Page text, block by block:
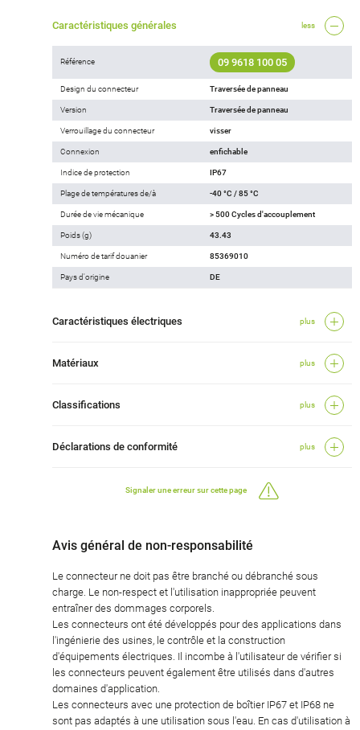
Caractéristiques générales less
Référence 09 9618 100 05
Design du connecteur Traversée de panneau
Version Traversée de panneau
Verrouillage du connecteur visser
Connexion enfichable
Indice de protection IP67
Plage de températures de/à -40 °C / 85 °C
Durée de vie mécanique > 500 Cycles d'accouplement
Poids (g) 43.43
Numéro de tarif douanier 85369010
Pays d'origine DE
Caractéristiques électriques plus
Matériaux plus
Classifications plus
Déclarations de conformité plus
Signaler une erreur sur cette page
Avis général de non-responsabilité
Le connecteur ne doit pas être branché ou débranché sous
charge. Le non-respect et l'utilisation inappropriée peuvent
entraîner des dommages corporels.
Les connecteurs ont été développés pour des applications dans
l'ingénierie des usines, le contrôle et la construction
d'équipements électriques. Il incombe à l'utilisateur de vérifier si
les connecteurs peuvent également être utilisés dans d'autres
domaines d'application.
Les connecteurs avec une protection de boîtier IP67 et IP68 ne
sont pas adaptés à une utilisation sous l'eau. En cas d'utilisation à